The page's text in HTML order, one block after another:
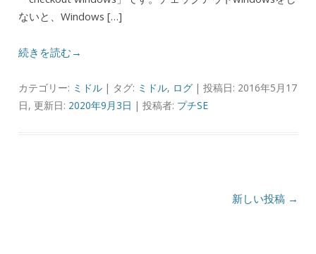
ないと、Windows […]
続きを読む→
カテゴリー: ミドル| タグ: ミドル, ログ| 投稿日: 2016年5月17
日, 更新日: 2020年9月3日 | 投稿者: プチSE
新しい投稿 →